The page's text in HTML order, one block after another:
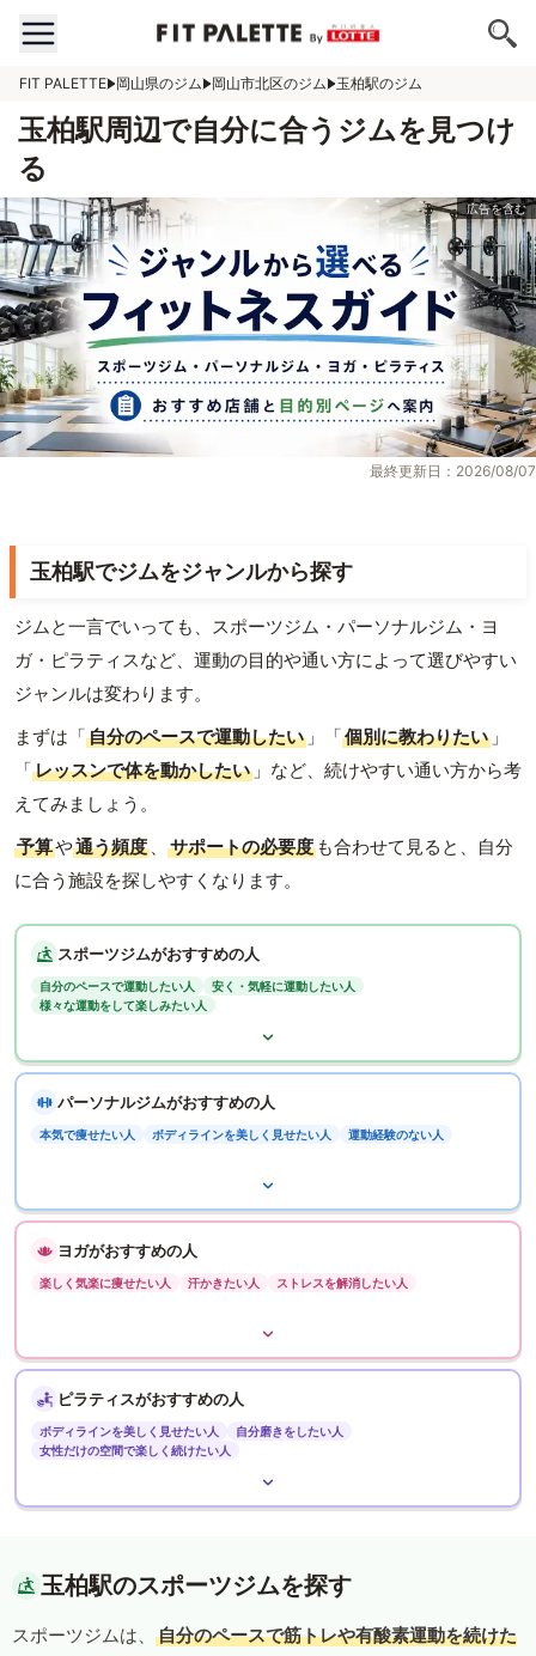
FIT PALETTE 岡山県のジム 岡山市北区のジム 玉柏駅のジム
玉柏駅周辺で自分に合うジムを見つけ
る
最終更新日：2026/08/07
玉柏駅でジムをジャンルから探す
ジムと一言でいっても、スポーツジム・パーソナルジム・ヨ
ガ・ピラティスなど、運動の目的や通い方によって選びやすい
ジャンルは変わります。
まずは「自分のペースで運動したい 」「個別に教わりたい 」
「レッスンで体を動かしたい 」など、続けやすい通い方から考
えてみましょう。
予算や通う頻度 、 サポートの必要度 も合わせて見ると、自分
に合う施設を探しやすくなります。
スポーツジムがおすすめの人
自分のペースで運動したい人
安く・気軽に運動したい人
様々な運動をして楽しみたい人
パーソナルジムがおすすめの人
本気で痩せたい人 ボディラインを美しく見せたい人 運動経験のない人
ヨガがおすすめの人
楽しく気楽に痩せたい人 汗かきたい人 ストレスを解消したい人
ピラティスがおすすめの人
ボディラインを美しく見せたい人
自分磨きをしたい人
女性だけの空間で楽しく続けたい人
玉柏駅のスポーツジムを探す
スポーツジムは、
自分のペースで筋トレや有酸素運動を続けた